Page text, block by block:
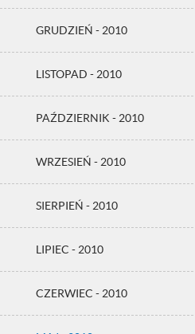
GRUDZIEŃ - 2010
LISTOPAD - 2010
PAŹDZIERNIK - 2010
WRZESIEŃ - 2010
SIERPIEŃ - 2010
LIPIEC - 2010
CZERWIEC - 2010